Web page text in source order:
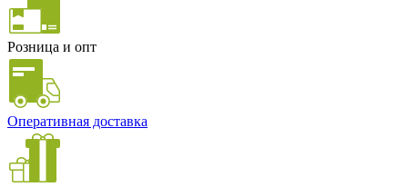
Розница и опт
Оперативная доставка